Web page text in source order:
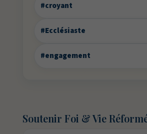
#croyant
#Ecclésiaste
#engagement
Soutenir Foi & Vie